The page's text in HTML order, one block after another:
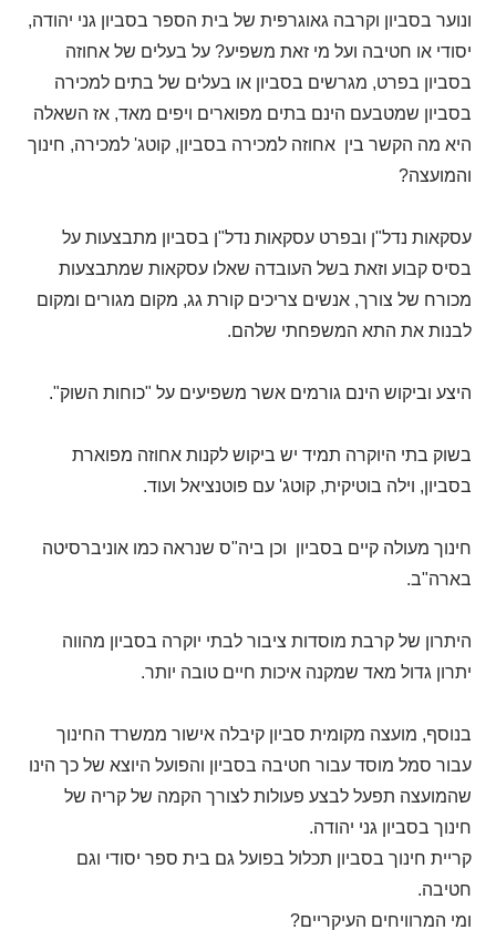
ונוער בסביון וקרבה גאוגרפית של בית הספר בסביון גני יהודה,
יסודי או חטיבה ועל מי זאת משפיע? על בעלים של אחוזה
בסביון בפרט, מגרשים בסביון או בעלים של בתים למכירה
בסביון שמטבעם הינם בתים מפוארים ויפים מאד, אז השאלה
היא מה הקשר בין אחוזה למכירה בסביון, קוטג' למכירה, חינוך
והמועצה?
עסקאות נדל"ן ובפרט עסקאות נדל"ן בסביון מתבצעות על
בסיס קבוע וזאת בשל העובדה שאלו עסקאות שמתבצעות
מכורח של צורך, אנשים צריכים קורת גג, מקום מגורים ומקום
לבנות את התא המשפחתי שלהם.
היצע וביקוש הינם גורמים אשר משפיעים על "כוחות השוק".
בשוק בתי היוקרה תמיד יש ביקוש לקנות אחוזה מפוארת
בסביון, וילה בוטיקית, קוטג' עם פוטנציאל ועוד.
חינוך מעולה קיים בסביון וכן ביה"ס שנראה כמו אוניברסיטה
בארה"ב.
היתרון של קרבת מוסדות ציבור לבתי יוקרה בסביון מהווה
יתרון גדול מאד שמקנה איכות חיים טובה יותר.
בנוסף, מועצה מקומית סביון קיבלה אישור ממשרד החינוך
עבור סמל מוסד עבור חטיבה בסביון והפועל היוצא של כך הינו
שהמועצה תפעל לבצע פעולות לצורך הקמה של קריה של
חינוך בסביון גני יהודה.
קריית חינוך בסביון תכלול בפועל גם בית ספר יסודי וגם
חטיבה.
ומי המרוויחים העיקריים?